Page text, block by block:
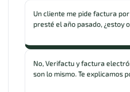
Un cliente me pide factura
presté el año pasado, ¿estoy
No, Verifactu y factura
son lo mismo. Te explicamos